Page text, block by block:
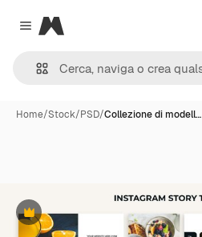
Close menu
Magnific
Home/Stock/PSD/Collezione di modell…
Premium